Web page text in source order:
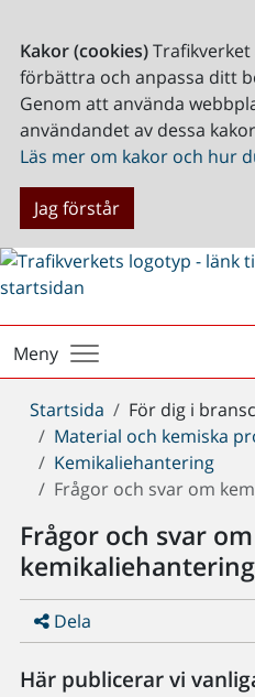
Kakor (cookies)Trafikverket
förbättra och anpassa ditt
Genom att använda
användandet av dessa
Läs mer om kakor och hur
Jag förstår
Meny
Du
är
här:
Startsida För dig i
Material och kemiska
Kemikaliehantering
Frågor och svar om
Frågor och svar om
kemikaliehantering
Dela
Här publicerar vi